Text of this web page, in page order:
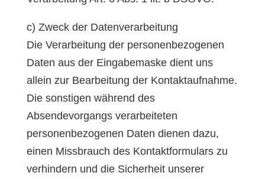
c) Zweck der Datenverarbeitung
Die Verarbeitung der personenbezogenen
Daten aus der Eingabemaske dient uns
allein zur Bearbeitung der Kontaktaufnahme.
Die sonstigen während des
Absendevorgangs verarbeiteten
personenbezogenen Daten dienen dazu,
einen Missbrauch des Kontaktformulars zu
verhindern und die Sicherheit unserer